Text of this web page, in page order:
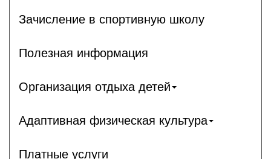
Зачисление в спортивную школу
Полезная информация
Организация отдыха детей
Адаптивная физическая культура
Платные услуги